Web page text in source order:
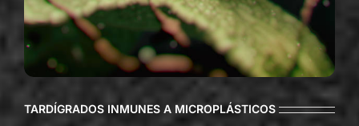
TARDÍGRADOS INMUNES A MICROPLÁSTICOS